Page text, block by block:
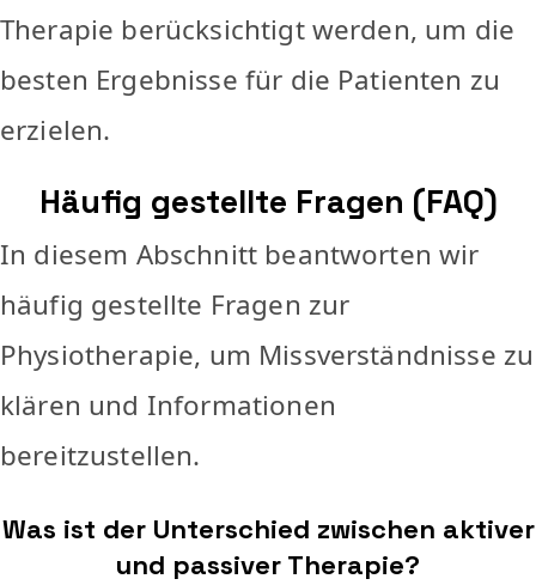
Therapie berücksichtigt werden, um die
besten Ergebnisse für die Patienten zu
erzielen.
Häufig gestellte Fragen (FAQ)
In diesem Abschnitt beantworten wir
häufig gestellte Fragen zur
Physiotherapie, um Missverständnisse zu
klären und Informationen
bereitzustellen.
Was ist der Unterschied zwischen aktiver
und passiver Therapie?